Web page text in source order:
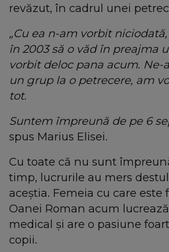
revăzut, în cadrul unei
„Cu ea n-am vorbit
în 2003 să o văd în preajma
vorbit deloc pana acum.
un grup la o petrecere, am
tot.
Suntem împreună de pe 6
spus Marius Elisei.
Cu toate că nu sunt
timp, lucrurile au mers
aceștia. Femeia cu care este
Oanei Roman acum
medical și are o pasiune
copii.